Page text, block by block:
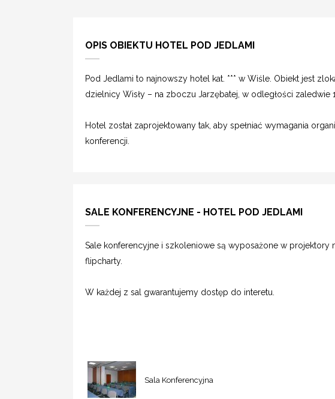
OPIS OBIEKTU HOTEL POD JEDLAMI
Pod Jedlami to najnowszy hotel kat. *** w Wiśle. Obiekt jest
dzielnicy Wisły – na zboczu Jarzębatej, w odległości zaledwie
Hotel został zaprojektowany tak, aby spełniać wymagania
konferencji.
SALE KONFERENCYJNE - HOTEL POD JEDLAMI
Sale konferencyjne i szkoleniowe są wyposażone w projektory
flipcharty.
W każdej z sal gwarantujemy dostęp do interetu.
Sala Konferencyjna